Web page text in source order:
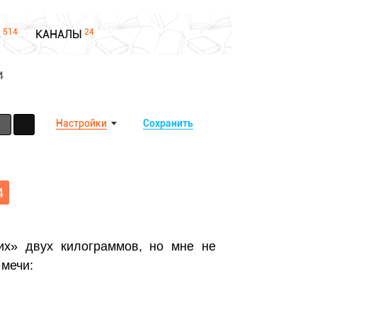
514 КАНАЛЫ 24
Сохранить
Настройки
двух килограммов, но мне не